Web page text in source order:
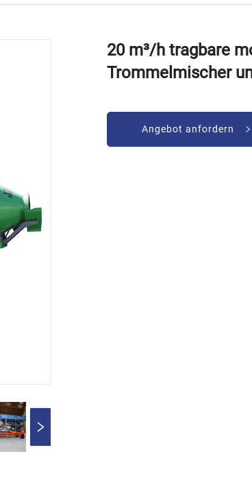
20 m³/h tragbare
Trommelmischer
Angebot anfordern